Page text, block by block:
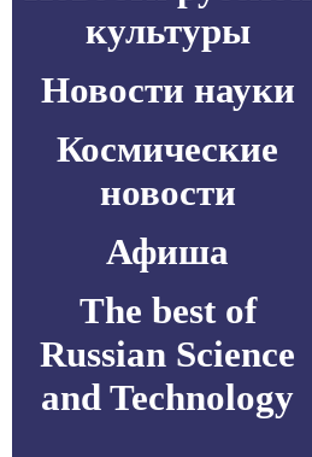
культуры
Новости науки
Космические
новости
Афиша
The best of
Russian Science
and Technology